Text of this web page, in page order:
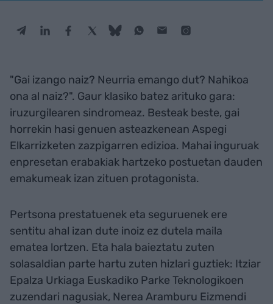
"Gai izango naiz? Neurria emango dut? Nahikoa
ona al naiz?". Gaur klasiko batez arituko gara:
iruzurgilearen sindromeaz. Besteak beste, gai
horrekin hasi genuen asteazkenean Aspegi
Elkarrizketen zazpigarren edizioa. Mahai inguruak
enpresetan erabakiak hartzeko postuetan dauden
emakumeak izan zituen protagonista.
Pertsona prestatuenek eta seguruenek ere
sentitu ahal izan dute inoiz ez dutela maila
ematea lortzen. Eta hala baieztatu zuten
solasaldian parte hartu zuten hizlari guztiek: Itziar
Epalza Urkiaga Euskadiko Parke Teknologikoen
zuzendari nagusiak, Nerea Aramburu Eizmendi